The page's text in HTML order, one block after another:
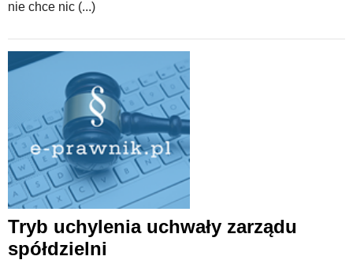
nie chce nic (...)
Tryb uchylenia uchwały zarządu
spółdzielni